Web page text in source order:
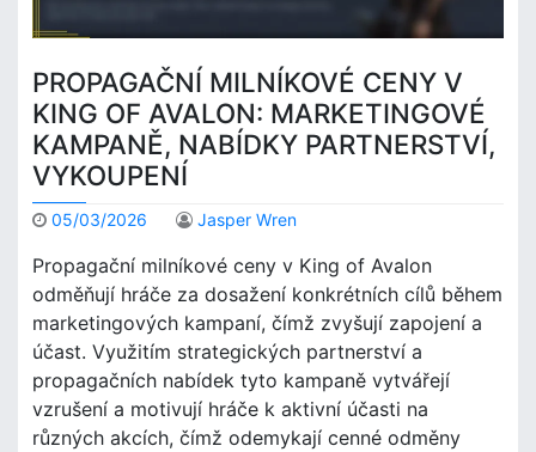
PROPAGAČNÍ MILNÍKOVÉ CENY V
KING OF AVALON: MARKETINGOVÉ
KAMPANĚ, NABÍDKY PARTNERSTVÍ,
VYKOUPENÍ
05/03/2026 Jasper Wren
Propagační milníkové ceny v King of Avalon
odměňují hráče za dosažení konkrétních cílů během
marketingových kampaní, čímž zvyšují zapojení a
účast. Využitím strategických partnerství a
propagačních nabídek tyto kampaně vytvářejí
vzrušení a motivují hráče k aktivní účasti na
různých akcích, čímž odemykají cenné odměny